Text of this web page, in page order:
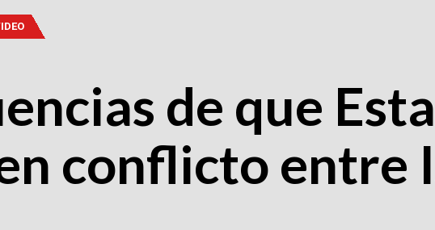
de que
conflicto entre